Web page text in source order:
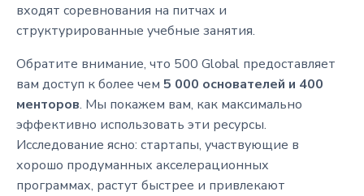
входят соревнования на питчах и
структурированные учебные занятия.
Обратите внимание, что 500 Global предоставляет
вам доступ к более чем 5 000 основателей и 400
менторов. Мы покажем вам, как максимально
эффективно использовать эти ресурсы.
Исследование ясно: стартапы, участвующие в
хорошо продуманных акселерационных
программах, растут быстрее и привлекают